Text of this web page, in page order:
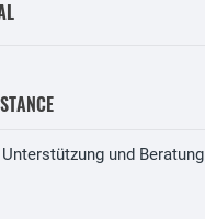
und Beratung